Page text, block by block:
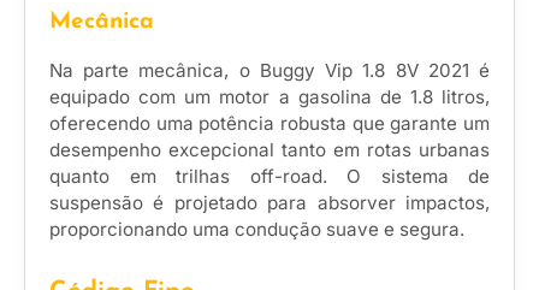
Mecânica
Na parte mecânica, o Buggy Vip 1.8 8V 2021 é
equipado com um motor a gasolina de 1.8 litros,
oferecendo uma potência robusta que garante um
desempenho excepcional tanto em rotas urbanas
quanto em trilhas off-road. O sistema de
suspensão é projetado para absorver impactos,
proporcionando uma condução suave e segura.